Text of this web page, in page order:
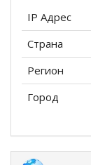
IP Адрес
Страна
Регион
Город